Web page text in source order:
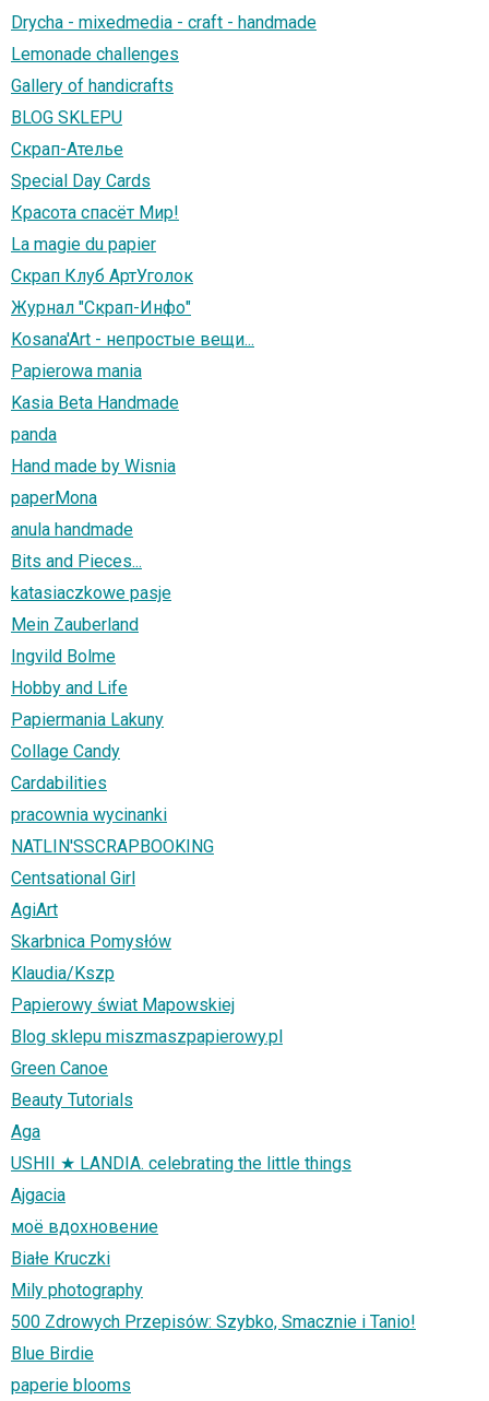
Drycha - mixedmedia - craft - handmade
Lemonade challenges
Gallery of handicrafts
BLOG SKLEPU
Скрап-Ателье
Special Day Cards
Красота спасёт Мир!
La magie du papier
Скрап Клуб АртУголок
Журнал "Скрап-Инфо"
Kosana'Art - непростые вещи...
Papierowa mania
Kasia Beta Handmade
panda
Hand made by Wisnia
paperMona
anula handmade
Bits and Pieces...
katasiaczkowe pasje
Mein Zauberland
Ingvild Bolme
Hobby and Life
Papiermania Lakuny
Collage Candy
Cardabilities
pracownia wycinanki
NATLIN'SSCRAPBOOKING
Centsational Girl
AgiArt
Skarbnica Pomysłów
Klaudia/Kszp
Papierowy świat Mapowskiej
Blog sklepu miszmaszpapierowy.pl
Green Canoe
Beauty Tutorials
Aga
USHII ★ LANDIA. celebrating the little things
Ajgacia
моё вдохновение
Białe Kruczki
Mily photography
500 Zdrowych Przepisów: Szybko, Smacznie i Tanio!
Blue Birdie
paperie blooms